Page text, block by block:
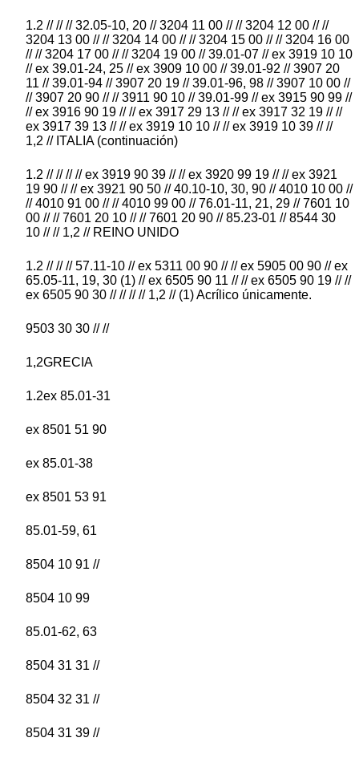
1.2 // // // 32.05-10, 20 // 3204 11 00 // // 3204 12 00 // //
3204 13 00 // // 3204 14 00 // // 3204 15 00 // // 3204 16 00
// // 3204 17 00 // // 3204 19 00 // 39.01-07 // ex 3919 10 10
// ex 39.01-24, 25 // ex 3909 10 00 // 39.01-92 // 3907 20
11 // 39.01-94 // 3907 20 19 // 39.01-96, 98 // 3907 10 00 //
// 3907 20 90 // // 3911 90 10 // 39.01-99 // ex 3915 90 99 //
// ex 3916 90 19 // // ex 3917 29 13 // // ex 3917 32 19 // //
ex 3917 39 13 // // ex 3919 10 10 // // ex 3919 10 39 // //
1,2 // ITALIA (continuación)
1.2 // // // // ex 3919 90 39 // // ex 3920 99 19 // // ex 3921
19 90 // // ex 3921 90 50 // 40.10-10, 30, 90 // 4010 10 00 //
// 4010 91 00 // // 4010 99 00 // 76.01-11, 21, 29 // 7601 10
00 // // 7601 20 10 // // 7601 20 90 // 85.23-01 // 8544 30
10 // // 1,2 // REINO UNIDO
1.2 // // // 57.11-10 // ex 5311 00 90 // // ex 5905 00 90 // ex
65.05-11, 19, 30 (1) // ex 6505 90 11 // // ex 6505 90 19 // //
ex 6505 90 30 // // // // 1,2 // (1) Acrílico únicamente.
9503 30 30 // //
1,2GRECIA
1.2ex 85.01-31
ex 8501 51 90
ex 85.01-38
ex 8501 53 91
85.01-59, 61
8504 10 91 //
8504 10 99
85.01-62, 63
8504 31 31 //
8504 32 31 //
8504 31 39 //